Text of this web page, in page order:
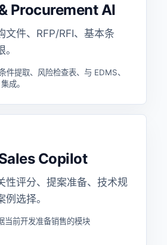
Procurement AI
文件、RFP/RFI、基本条
件提取、风险检查表、与 EDMS、
成。
Copilot
性评分、提案准备、技术规
选择。
当前开发准备销售的模块